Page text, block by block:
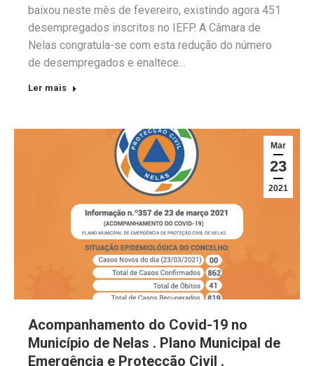
baixou neste mês de fevereiro, existindo agora 451
desempregados inscritos no IEFP. A Câmara de
Nelas congratula-se com esta redução do número
de desempregados e enaltece…
Ler mais
Mar
23
2021
Acompanhamento do Covid-19 no
Município de Nelas . Plano Municipal de
Emergência e Protecção Civil .